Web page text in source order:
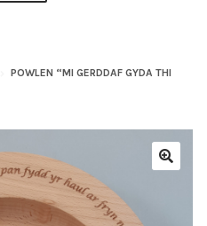
POWLEN “MI GERDDAF GYDA THI